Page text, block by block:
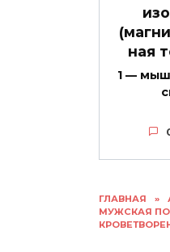
ГЛАВНАЯ »
МУЖСКАЯ
ная
1 —